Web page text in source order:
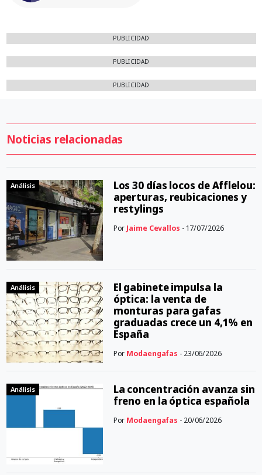
PUBLICIDAD
PUBLICIDAD
PUBLICIDAD
Noticias relacionadas
Análisis
Los 30 días locos de Afflelou:
aperturas, reubicaciones y
restylings
Por Jaime Cevallos - 17/07/2026
Análisis
El gabinete impulsa la
óptica: la venta de
monturas para gafas
graduadas crece un 4,1% en
España
Por Modaengafas - 23/06/2026
Análisis
La concentración avanza sin
freno en la óptica española
Por Modaengafas - 20/06/2026